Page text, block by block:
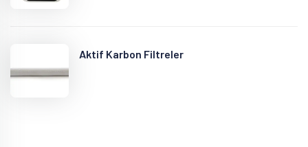
Aktif Karbon Filtreler